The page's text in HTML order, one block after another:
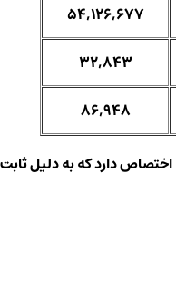
54,126,677
32,843
86,948